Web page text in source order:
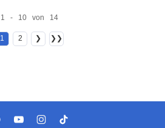
1 - 10 von 14
1 2 ❯ ❯❯